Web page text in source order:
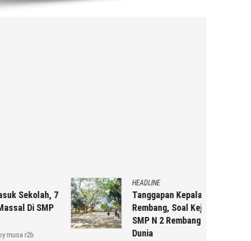
HEADLINE
Tanggapan Kepala Dindikpora
Rembang, Soal Kejadian Siswi
SMP N 2 Rembang Meninggal